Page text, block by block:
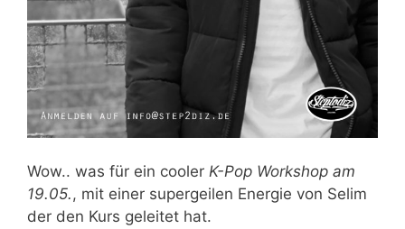
Wow.. was für ein cooler K-Pop Workshop am
19.05., mit einer supergeilen Energie von Selim
der den Kurs geleitet hat.